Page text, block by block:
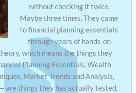
without checking it twice.
Maybe three times. They came
to financial planning essentials
through years of hands-on
which means the things they
Planning Essentials, Wealth
Market Trends and Analysis,
are things they has actually tested,